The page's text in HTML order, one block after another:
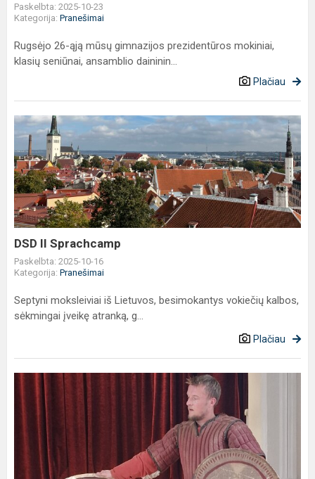
Paskelbta: 2025-10-23
Kategorija: Pranešimai
Rugsėjo 26-ąją mūsų gimnazijos prezidentūros mokiniai,
klasių seniūnai, ansamblio daininin...
Plačiau
DSD
II
Sprachcamp
DSD II Sprachcamp
Paskelbta: 2025-10-16
Kategorija: Pranešimai
Septyni moksleiviai iš Lietuvos, besimokantys vokiečių kalbos,
sėkmingai įveikę atranką, g...
Plačiau
vienybės
diena
gimnazijoje:
susitikimai